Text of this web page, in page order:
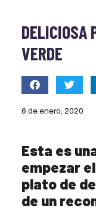
DELICIOSA
VERDE
6 de enero, 2020
Esta es
empezar
plato de
de un